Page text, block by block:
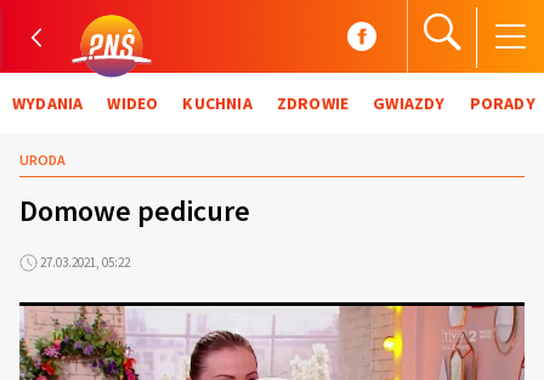
WYDANIA WIDEO KUCHNIA ZDROWIE GWIAZDY PORADY
URODA
Domowe pedicure
27.03.2021, 05:22